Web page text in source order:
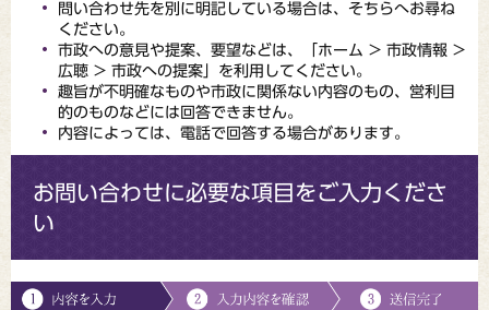
問い合わせ先を別に明記している場合は、そちらへお尋ね
ください。
市政への意見や提案、要望などは、「ホーム > 市政情報 >
広聴 > 市政への提案」を利用してください。
趣旨が不明確なものや市政に関係ない内容のもの、営利目
的のものなどには回答できません。
内容によっては、電話で回答する場合があります。
お問い合わせに必要な項目をご入力くださ
い